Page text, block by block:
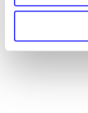
Artikler
Alle